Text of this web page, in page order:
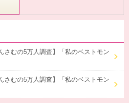
さむの5万人調査】「私のベストモン
さむの5万人調査】「私のベストモン